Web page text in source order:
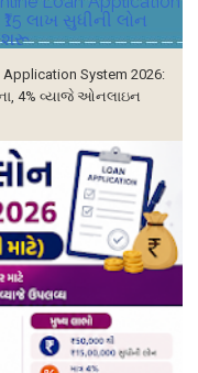
લાખ સુધીની લોન
શરૂ
Application System 2026:
4% વ્યાજે ઓનલાઇન